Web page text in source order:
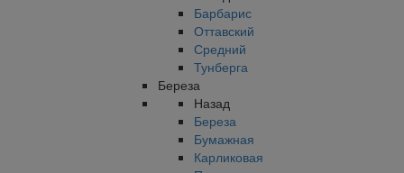
Барбарис
Оттавский
Средний
Тунберга
Береза
Назад
Береза
Бумажная
Карликовая